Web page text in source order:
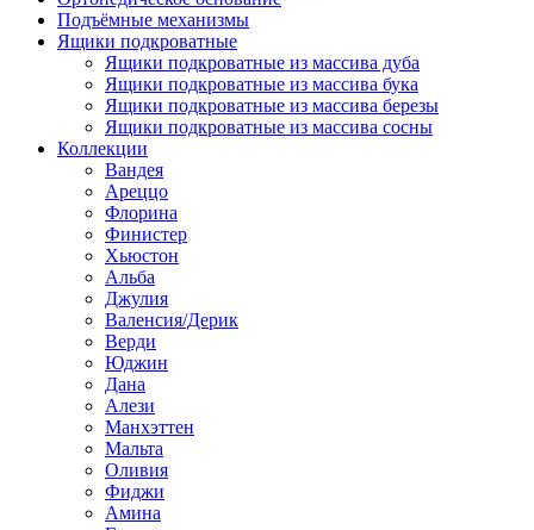
Подъёмные механизмы
Ящики подкроватные
Ящики подкроватные из массива дуба
Ящики подкроватные из массива бука
Ящики подкроватные из массива березы
Ящики подкроватные из массива сосны
Коллекции
Вандея
Ареццо
Флорина
Финистер
Хьюстон
Альба
Джулия
Валенсия/Дерик
Верди
Юджин
Дана
Алези
Манхэттен
Мальта
Оливия
Фиджи
Амина